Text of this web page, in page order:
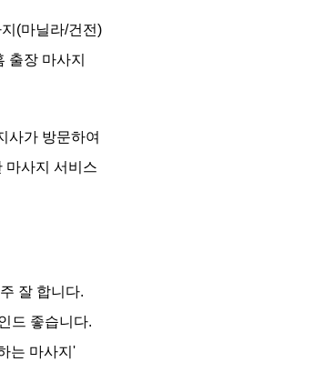
(마닐라/건전)
출장 마사지
사가 방문하여
마사지 서비스
잘 합니다.
드 좋습니다.
는 마사지'